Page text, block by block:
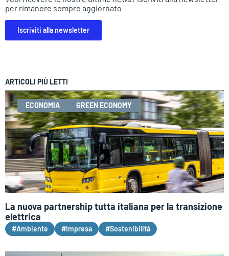
per rimanere sempre aggiornato
Iscriviti alla newsletter
ARTICOLI PIÙ LETTI
ECONOMIA GREEN ECONOMY
La nuova partnership tutta italiana per la transizione
elettrica
#Ambiente #Impresa #Sostenibilità